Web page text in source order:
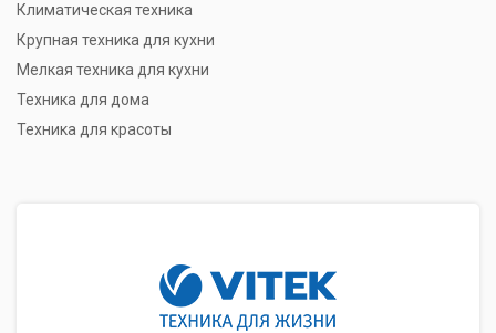
Климатическая техника
Крупная техника для кухни
Мелкая техника для кухни
Техника для дома
Техника для красоты